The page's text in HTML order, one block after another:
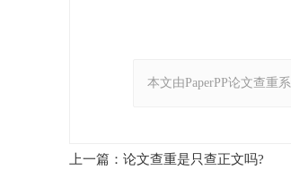
本文由PaperPP论文查重
上一篇：论文查重是只查正文吗?